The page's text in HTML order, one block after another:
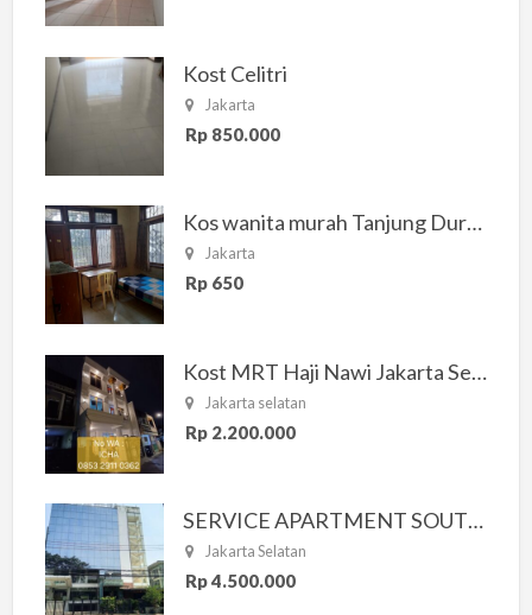
Kost Celitri
Jakarta
Rp 850.000
Kos wanita murah Tanjung Duren Jakarta Barat
Jakarta
Rp 650
Kost MRT Haji Nawi Jakarta Selatan
Jakarta selatan
Rp 2.200.000
SERVICE APARTMENT SOUTH RESIDENCE
Jakarta Selatan
Rp 4.500.000